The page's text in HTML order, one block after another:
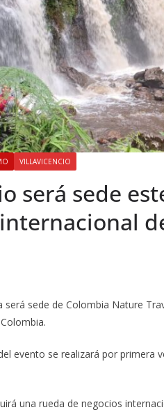
VILLAVICENCIO
será sede
será sede de Colombia Nature
evento se realizará por primera
una rueda de negocios